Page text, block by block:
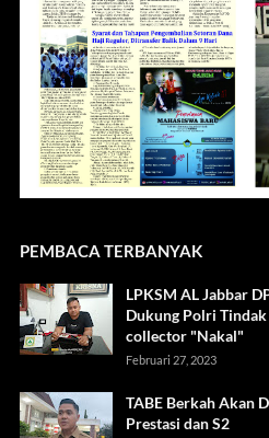
PEMBACA TERBANYAK
LPKSM AL Jabbar
Dukung Polri Tindak
collector "Nakal"
Februari 27, 2023
TABE Berkah Akan
Prestasi dan S2